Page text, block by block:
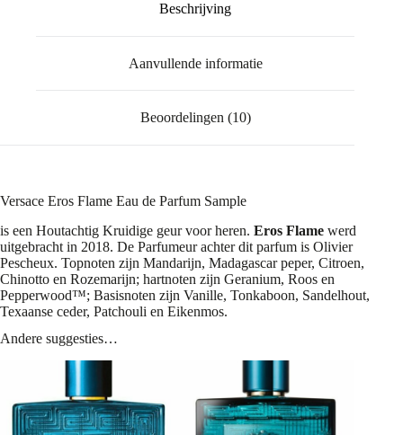
Beschrijving
Aanvullende informatie
Beoordelingen (10)
Versace Eros Flame Eau de Parfum Sample
is een Houtachtig Kruidige geur voor heren. Eros Flame werd
uitgebracht in 2018. De Parfumeur achter dit parfum is Olivier
Pescheux. Topnoten zijn Mandarijn, Madagascar peper, Citroen,
Chinotto en Rozemarijn; hartnoten zijn Geranium, Roos en
Pepperwood™; Basisnoten zijn Vanille, Tonkaboon, Sandelhout,
Texaanse ceder, Patchouli en Eikenmos.
Andere suggesties…